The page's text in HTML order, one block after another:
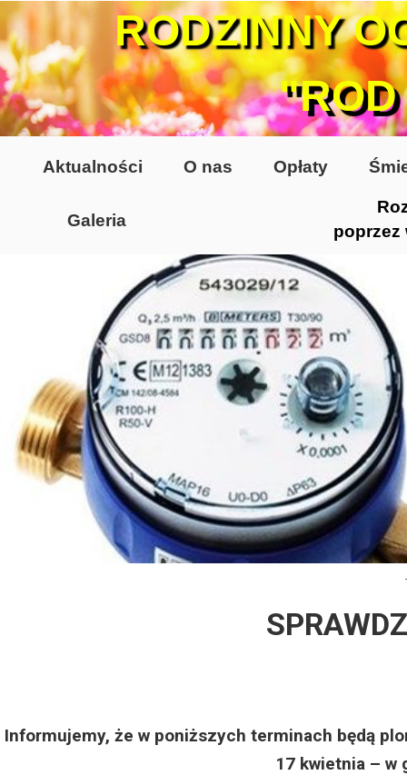
poprzez
Galeria
Lata 70-te, lata 80-te
Altany lata 70-te, 80-te
Dzień Działkowca 2005
Dzień Działkowca 2006
Dzień Działkowca 2012
Protest w Warszawie 2013
Protest w Bydgoszczy 2013
Dzień Działkowca 2014
Dzień Działkowca 2019
Aktualności O nas Opłaty
RODZINNY
Informujemy, że w poniższych terminach będą
17 kwietnia – w